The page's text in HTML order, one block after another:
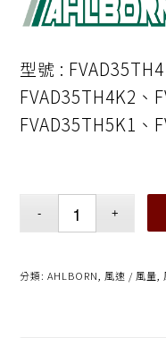
型號 :
FVAD35TH4K2、
FVAD35TH5K1、
分類:AHLBORN, 風速 / 風量,